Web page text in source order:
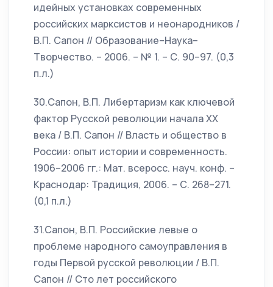
идейных установках современных
российских марксистов и неонародников /
В.П. Сапон // Образование–Наука–
Творчество. – 2006. – № 1. – С. 90–97. (0,3
п.л.)
30.Сапон, В.П. Либертаризм как ключевой
фактор Русской революции начала ХХ
века / В.П. Сапон // Власть и общество в
России: опыт истории и современность.
1906–2006 гг.: Мат. всеросс. науч. конф. –
Краснодар: Традиция, 2006. – С. 268–271.
(0,1 п.л.)
31.Сапон, В.П. Российские левые о
проблеме народного самоуправления в
годы Первой русской революции / В.П.
Сапон // Сто лет российского